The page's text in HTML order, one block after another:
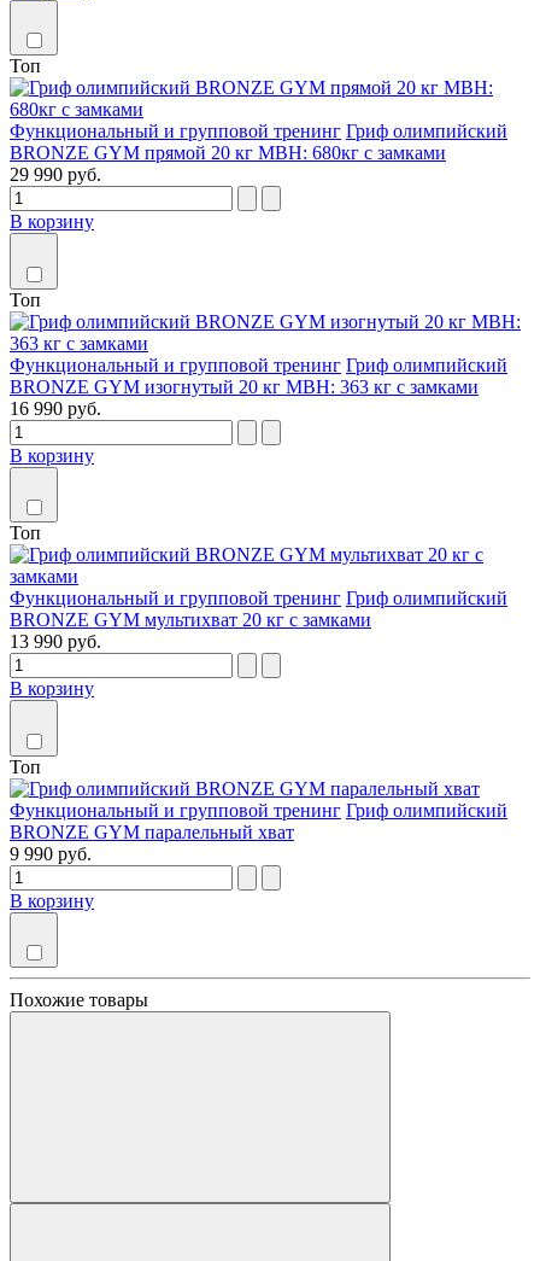
Топ
Функциональный и групповой тренинг Гриф олимпийский
BRONZE GYM прямой 20 кг МВН: 680кг с замками
29 990 руб.
В корзину
Топ
Функциональный и групповой тренинг Гриф олимпийский
BRONZE GYM изогнутый 20 кг MBH: 363 кг с замками
16 990 руб.
В корзину
Топ
Функциональный и групповой тренинг Гриф олимпийский
BRONZE GYM мультихват 20 кг с замками
13 990 руб.
В корзину
Топ
Функциональный и групповой тренинг Гриф олимпийский
BRONZE GYM паралельный хват
9 990 руб.
В корзину
Похожие товары